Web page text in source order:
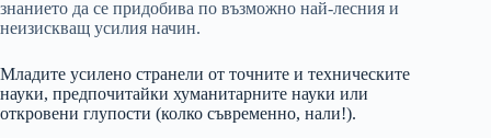
знанието да се придобива по възможно най-лесния и
неизискващ усилия начин.
Младите усилено странели от точните и техническите
науки, предпочитайки хуманитарните науки или
откровени глупости (колко съвременно, нали!).